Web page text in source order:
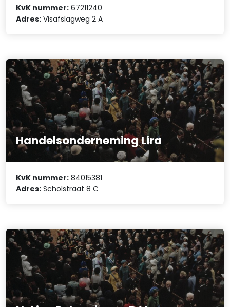
KvK nummer: 67211240
Adres: Visafslagweg 2 A
Handelsonderneming Lira
KvK nummer: 84015381
Adres: Scholstraat 8 C